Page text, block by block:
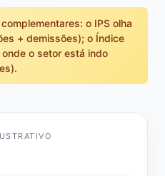
o IPS olha
+ demissões); o Índice
o setor está indo